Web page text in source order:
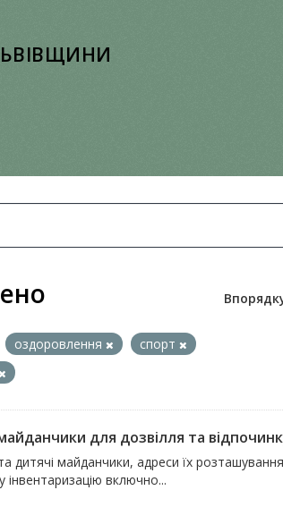
оздоровлення
спорт
для дозвілля та
дитячі майданчики, адреси їх
включно...